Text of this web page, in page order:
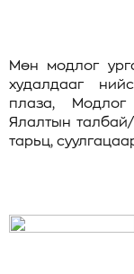
Мөн модлог
худалдааг
плаза, Модлог
Ялалтын
тарьц,